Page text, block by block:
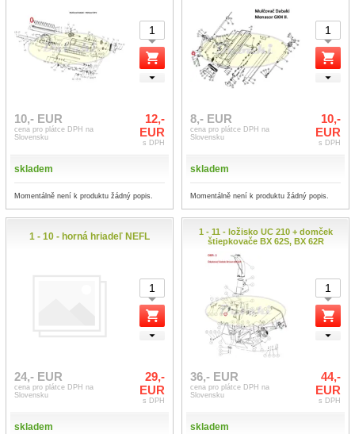
10,- EUR
cena pro plátce DPH na
Slovensku
12,-
EUR
s DPH
skladem
Momentálně není k produktu žádný popis.
8,- EUR
cena pro plátce DPH na
Slovensku
10,-
EUR
s DPH
skladem
Momentálně není k produktu žádný popis.
1 - 10 - horná hriadeľ NEFL
24,- EUR
cena pro plátce DPH na
Slovensku
29,-
EUR
s DPH
skladem
1 - 11 - ložisko UC 210 + domček
štiepkovače BX 62S, BX 62R
36,- EUR
cena pro plátce DPH na
Slovensku
44,-
EUR
s DPH
skladem